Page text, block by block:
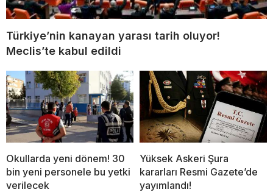
Türkiye’nin kanayan yarası tarih oluyor!
Meclis’te kabul edildi
Okullarda yeni dönem! 30
bin yeni personele bu yetki
verilecek
Yüksek Askeri Şura
kararları Resmi Gazete’de
yayımlandı!